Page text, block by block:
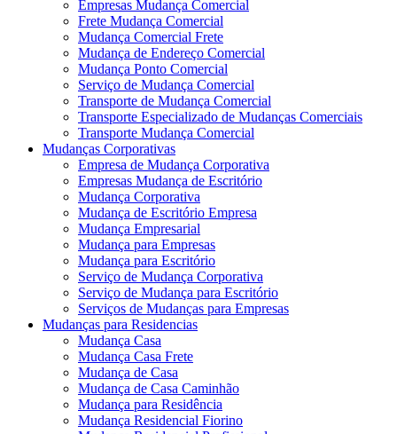
Empresas Mudança Comercial
Frete Mudança Comercial
Mudança Comercial Frete
Mudança de Endereço Comercial
Mudança Ponto Comercial
Serviço de Mudança Comercial
Transporte de Mudança Comercial
Transporte Especializado de Mudanças Comerciais
Transporte Mudança Comercial
Mudanças Corporativas
Empresa de Mudança Corporativa
Empresas Mudança de Escritório
Mudança Corporativa
Mudança de Escritório Empresa
Mudança Empresarial
Mudança para Empresas
Mudança para Escritório
Serviço de Mudança Corporativa
Serviço de Mudança para Escritório
Serviços de Mudanças para Empresas
Mudanças para Residencias
Mudança Casa
Mudança Casa Frete
Mudança de Casa
Mudança de Casa Caminhão
Mudança para Residência
Mudança Residencial Fiorino